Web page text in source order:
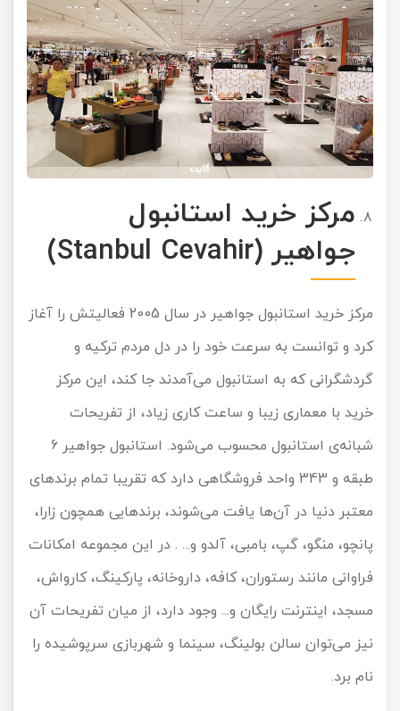
مرکز خرید استانبول
جواهیر (Stanbul Cevahir)
مرکز خرید استانبول جواهیر در سال 2005 فعالیتش را آغاز
کرد و توانست به سرعت خود را در دل مردم ترکیه و
گردشگرانی که به استانبول می‌آمدند جا کند، این مرکز
خرید با معماری زیبا و ساعت کاری زیاد، از تفریحات
شبانه‌ی استانبول محسوب می‌شود. استانبول جواهیر 6
طبقه و 343 واحد فروشگاهی دارد که تقریبا تمام برندهای
معتبر دنیا در آن‌ها یافت می‌شوند، برندهایی همچون زارا،
پانچو، منگو، گپ، بامبی، آلدو و... . در این مجموعه امکانات
فراوانی مانند رستوران، کافه، داروخانه، پارکینگ، کارواش،
مسجد، اینترنت رایگان و... وجود دارد، از میان تفریحات آن
نیز می‌توان سالن بولینگ، سینما و شهربازی سرپوشیده را
نام برد.